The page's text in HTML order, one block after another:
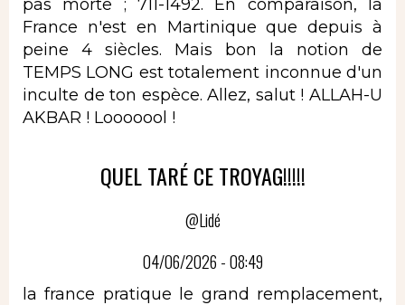
pas morte ; 711-1492. En comparaison, la
France n'est en Martinique que depuis à
peine 4 siècles. Mais bon la notion de
TEMPS LONG est totalement inconnue d'un
inculte de ton espèce. Allez, salut ! ALLAH-U
AKBAR ! Looooool !
QUEL TARÉ CE TROYAG!!!!!
@Lidé
04/06/2026 - 08:49
la france pratique le grand remplacement,